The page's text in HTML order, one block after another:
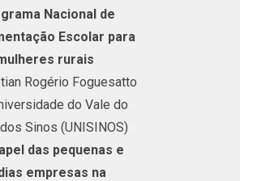
Nacional de
Escolar para
rurais
Rogério Foguesatto
do Vale do
Sinos (UNISINOS)
das pequenas e
empresas na